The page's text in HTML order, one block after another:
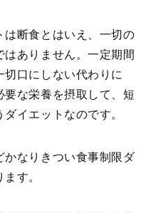
は断食とはいえ、一切の
ありません。一定期間
口にしない代わりに
要な栄養を摂取して、短
イエットなのです。
なりきつい食事制限ダ
す。